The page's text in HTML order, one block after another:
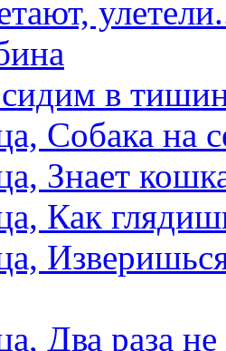
в
Собака на
Знает
Как
Два раза